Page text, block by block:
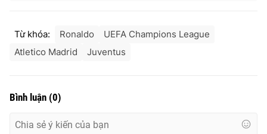
Từ khóa: Ronaldo
UEFA Champions League
Atletico Madrid
Juventus
Bình luận (0)